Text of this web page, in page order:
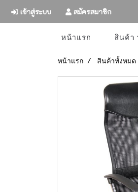
เข้าสู่ระบบ สมัครสมาชิก
หน้าแรก สินค้า
หน้าแรก สินค้าทั้งหมด